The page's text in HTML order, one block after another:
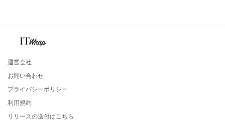
運営会社
お問い合わせ
プライバシーポリシー
利用規約
リリースの送付はこちら